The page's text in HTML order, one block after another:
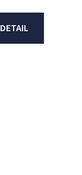
DETAIL